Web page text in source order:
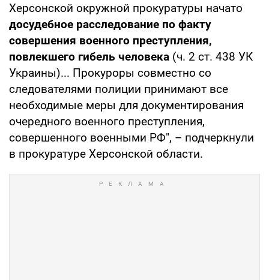
Херсонской окружной прокуратуры начато
досудебное расследование по факту
совершения военного преступления,
повлекшего гибель человека (ч. 2 ст. 438 УК
Украины)... Прокуроры совместно со
следователями полиции принимают все
необходимые меры для документирования
очередного военного преступления,
совершенного военными РФ", – подчеркнули
в прокуратуре Херсонской области.